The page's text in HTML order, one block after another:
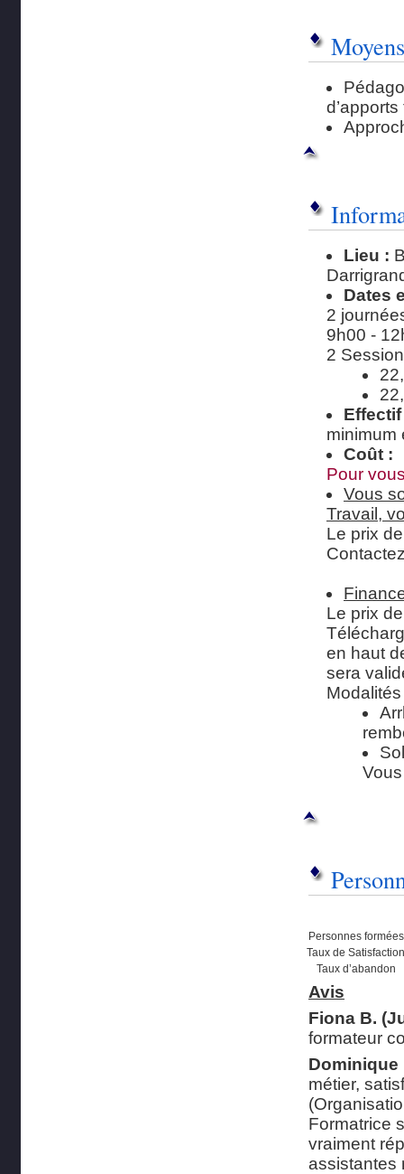
Lieu :
Dates
2
9h00 -
2
minimum
Coût :
Pour
Vous
Travail,
Le prix
Le prix
en haut
sera
Personnes formées
Taux de Satisfaction
Taux d’abandon
Avis
Fiona B.
formateur
Dominique
métier,
Formatrice
vraiment
assistantes